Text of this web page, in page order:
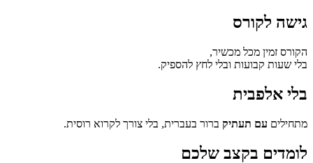
גישה לקורס
הקורס זמין מכל מכשיר,
בלי שעות קבועות ובלי לחץ להספיק.
בלי אלפבית
מתחילים עם תעתיק ברור בעברית, בלי צורך לקרוא רוסית.
לומדים בקצב שלכם